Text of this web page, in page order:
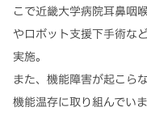
こで近畿大学病院耳鼻咽
やロボット支援下手術な
実施。
また、機能障害が起こら
機能温存に取り組んでいま